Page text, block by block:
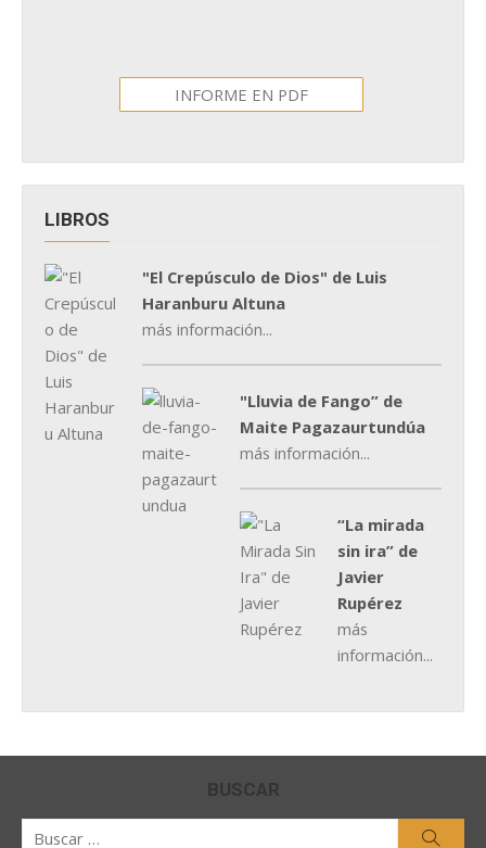
INFORME EN PDF
LIBROS
"El Crepúsculo de Dios" de Luis
Haranburu Altuna
más información...
"Lluvia de Fango” de
Maite Pagazaurtundúa
más información...
“La mirada
sin ira” de
Javier
Rupérez
más
información...
BUSCAR